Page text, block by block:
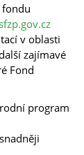
fondu
sfzp.gov.cz
v oblasti
zajímavé
Fond
program